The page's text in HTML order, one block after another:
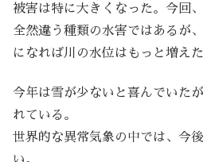
被害は特に大きくなった。今回
全然違う種類の水害ではあるが
になれば川の水位はもっと増えた
今年は雪が少ないと喜んでいた
れている。
世界的な異常気象の中では、今